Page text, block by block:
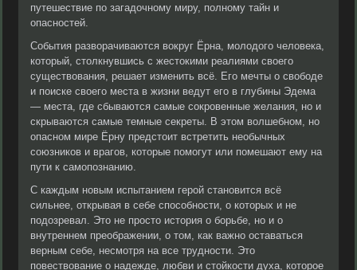
путешествие по загадочному миру, полному тайн и
опасностей.
События разворачиваются вокруг Ёрна, молодого человека,
который, столкнувшись с жестокими реалиями своего
существования, решает изменить всё. Его мечты о свободе
и поиске своего места в жизни ведут его в глубины Эдема
— места, где сбываются самые сокровенные желания, но и
скрываются самые темные секреты. В этом волшебном, но
опасном мире Ёрну предстоит встретить необычных
союзников и врагов, которые помогут или помешают ему на
пути к самопознанию.
С каждым новым испытанием герой становится всё
сильнее, открывая в себе способности, о которых и не
подозревал. Это не просто история о борьбе, но и о
внутреннем преображении, о том, как важно оставаться
верным себе, несмотря на все трудности. Это
повествование о надежде, любви и стойкости духа, которое